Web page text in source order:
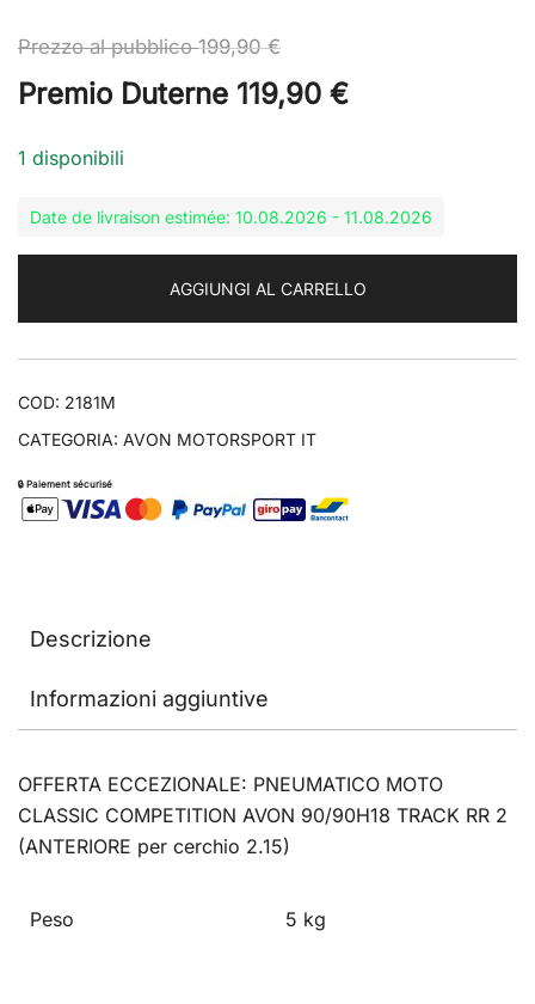
Prezzo al pubblico199,90€
Premio Duterne 119,90 €
1 disponibili
Date de livraison estimée: 10.08.2026 - 11.08.2026
AGGIUNGI AL CARRELLO
COD: 2181M
CATEGORIA: AVON MOTORSPORT IT
🔒 Paiement sécurisé
Descrizione
Informazioni aggiuntive
OFFERTA ECCEZIONALE: PNEUMATICO MOTO
CLASSIC COMPETITION AVON 90/90H18 TRACK RR 2
(ANTERIORE per cerchio 2.15)
Peso 5 kg